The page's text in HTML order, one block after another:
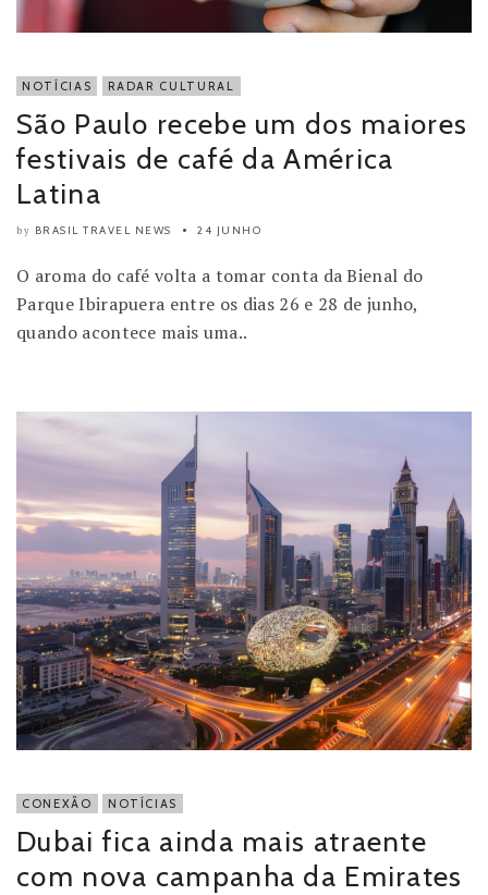
NOTÍCIAS RADAR CULTURAL
São Paulo recebe um dos maiores
festivais de café da América
Latina
by BRASIL TRAVEL NEWS 24 JUNHO
O aroma do café volta a tomar conta da Bienal do
Parque Ibirapuera entre os dias 26 e 28 de junho,
quando acontece mais uma..
CONEXÃO NOTÍCIAS
Dubai fica ainda mais atraente
com nova campanha da Emirates